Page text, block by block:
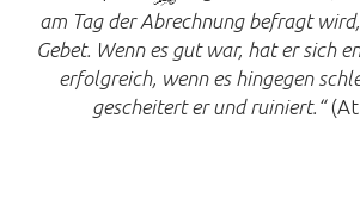
am Tag der Abrechnung befragt
Gebet. Wenn es gut war, hat er sich
erfolgreich, wenn es hingegen
gescheitert er und ruiniert.“